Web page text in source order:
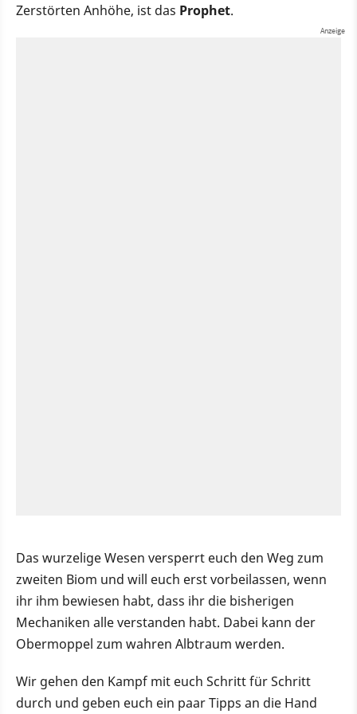
Zerstörten Anhöhe, ist das Prophet.
Das wurzelige Wesen versperrt euch den Weg zum
zweiten Biom und will euch erst vorbeilassen, wenn
ihr ihm bewiesen habt, dass ihr die bisherigen
Mechaniken alle verstanden habt. Dabei kann der
Obermoppel zum wahren Albtraum werden.
Wir gehen den Kampf mit euch Schritt für Schritt
durch und geben euch ein paar Tipps an die Hand